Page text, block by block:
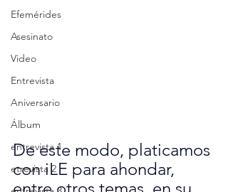
Efemérides
Asesinato
Video
Entrevista
Aniversario
Álbum
entrevista 1
etrevista 2
De este modo, platicamos
con iLE para ahondar,